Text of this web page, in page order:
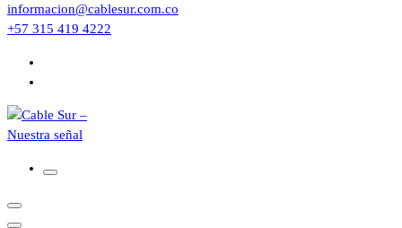
contenido
informacion@cablesur.com.co
+57 315 419 4222